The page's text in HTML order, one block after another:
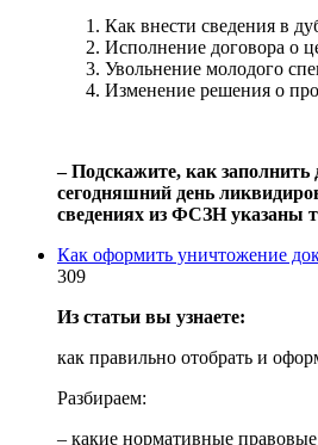
Как внести сведения в
Исполнение договора о
Увольнение молодого
Изменение решения о
‒ Подскажите, как
сегодняшний день
сведениях из ФСЗН указаны
Как оформить уничтожение
309
Из статьи вы узнаете:
как правильно отобрать и
Разбираем:
– какие нормативные